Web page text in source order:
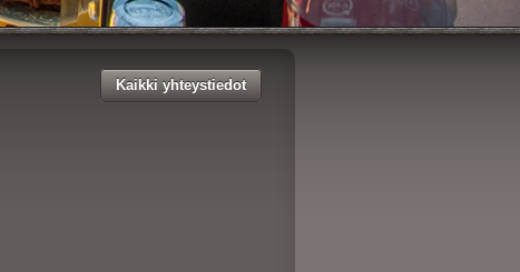
Kaikki yhteystiedot